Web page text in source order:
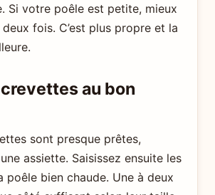
Si votre poêle est petite, mieux
fois. C’est plus propre et la
au bon
sont presque prêtes,
assiette. Saisissez ensuite les
poêle bien chaude. Une à deux